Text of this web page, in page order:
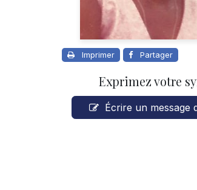
Imprimer Partager
Exprimez votre
Écrire un message